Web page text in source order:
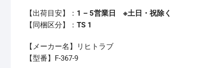
【出荷目安】： 1 – 5営業日 ※土日・祝除く
【同梱区分】： TS 1
【メーカー名】リヒトラブ
【型番】F-367-9